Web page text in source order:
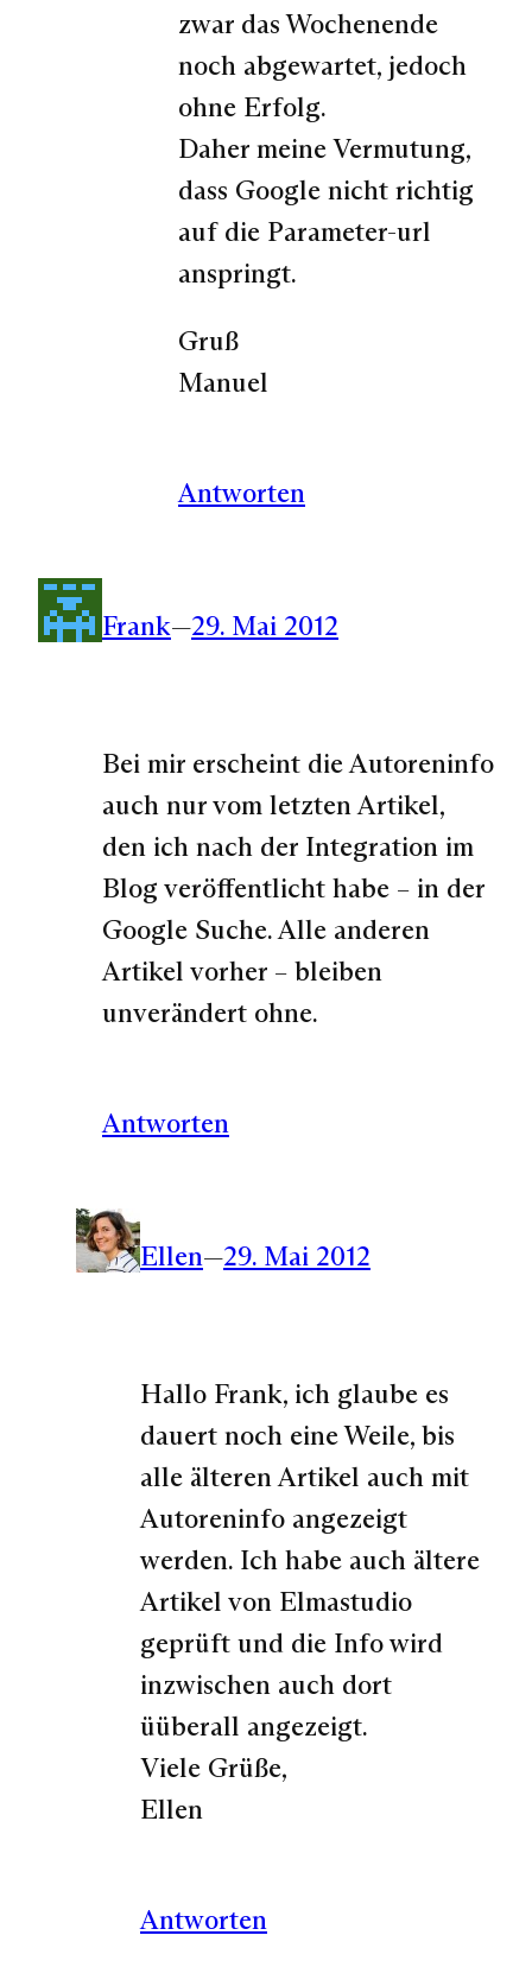
zwar das Wochenende
noch abgewartet, jedoch
ohne Erfolg.
Daher meine Vermutung,
dass Google nicht richtig
auf die Parameter-url
anspringt.
Gruß
Manuel
Antworten
Frank—29. Mai 2012
Bei mir erscheint die Autoreninfo
auch nur vom letzten Artikel,
den ich nach der Integration im
Blog veröffentlicht habe – in der
Google Suche. Alle anderen
Artikel vorher – bleiben
unverändert ohne.
Antworten
Ellen—29. Mai 2012
Hallo Frank, ich glaube es
dauert noch eine Weile, bis
alle älteren Artikel auch mit
Autoreninfo angezeigt
werden. Ich habe auch ältere
Artikel von Elmastudio
geprüft und die Info wird
inzwischen auch dort
üüberall angezeigt.
Viele Grüße,
Ellen
Antworten